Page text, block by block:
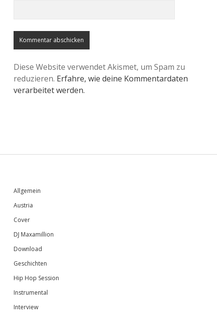
Diese Website verwendet Akismet, um Spam zu
reduzieren. Erfahre, wie deine Kommentardaten
verarbeitet werden.
Sidebar
Allgemein
Austria
Cover
DJ Maxamillion
Download
Geschichten
Hip Hop Session
Instrumental
Interview